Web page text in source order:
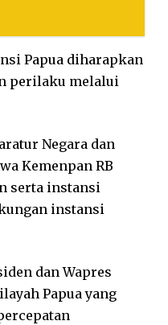
Papua diharapkan
perilaku melalui
Negara dan
Kemenpan RB
serta instansi
instansi
dan Wapres
Papua yang